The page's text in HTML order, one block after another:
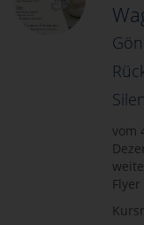
vom
Flyer